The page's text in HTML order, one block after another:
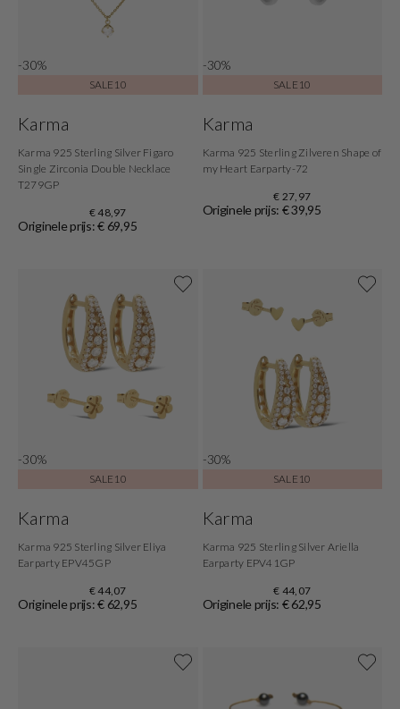
-30%
SALE10
Karma
Karma 925 Sterling Silver Figaro
Single Zirconia Double Necklace
T279GP
€ 48,97
Originele prijs: € 69,95
-30%
SALE10
Karma
Karma 925 Sterling Zilveren Shape of
my Heart Earparty-72
€ 27,97
Originele prijs: € 39,95
-30%
SALE10
Karma
Karma 925 Sterling Silver Eliya
Earparty EPV45GP
€ 44,07
Originele prijs: € 62,95
-30%
SALE10
Karma
Karma 925 Sterling Silver Ariella
Earparty EPV41GP
€ 44,07
Originele prijs: € 62,95